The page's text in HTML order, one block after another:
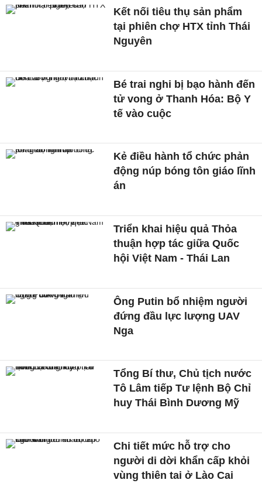
Kết nối tiêu thụ sản phẩm
tại phiên chợ HTX tỉnh Thái
Nguyên
Bé trai nghi bị bạo hành đến
tử vong ở Thanh Hóa: Bộ Y
tế vào cuộc
Kẻ điều hành tổ chức phản
động núp bóng tôn giáo lĩnh
án
Triển khai hiệu quả Thỏa
thuận hợp tác giữa Quốc
hội Việt Nam - Thái Lan
Ông Putin bổ nhiệm người
đứng đầu lực lượng UAV
Nga
Tổng Bí thư, Chủ tịch nước
Tô Lâm tiếp Tư lệnh Bộ Chỉ
huy Thái Bình Dương Mỹ
Chi tiết mức hỗ trợ cho
người di dời khẩn cấp khỏi
vùng thiên tai ở Lào Cai